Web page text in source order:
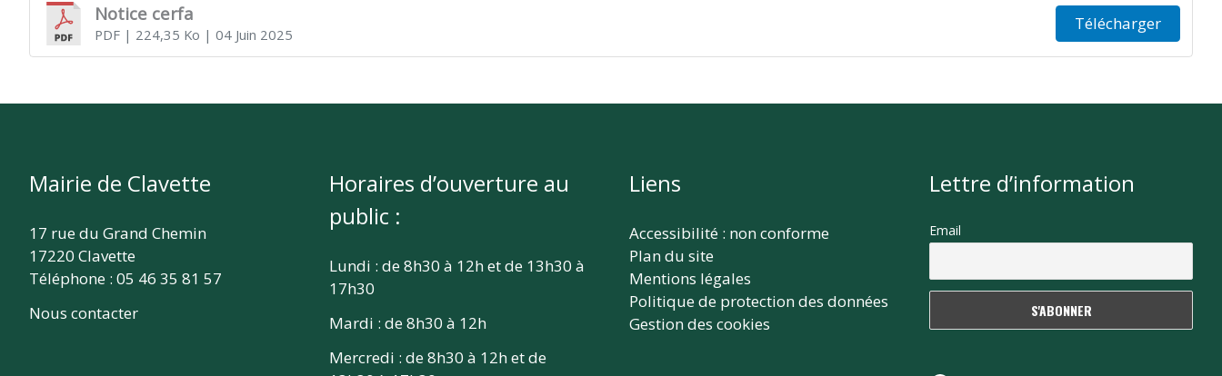
Notice cerfa
PDF| 224,35 Ko | 04 Juin 2025
Télécharger
Mairie de Clavette
17 rue du Grand Chemin
17220 Clavette
Téléphone : 05 46 35 81 57
Nous contacter
Horaires d’ouverture au
public :
Lundi : de 8h30 à 12h et de 13h30 à
17h30
Mardi : de 8h30 à 12h
Mercredi : de 8h30 à 12h et de
Liens
Accessibilité : non conforme
Plan du site
Mentions légales
Politique de protection des données
Gestion des cookies
Lettre d’information
Email